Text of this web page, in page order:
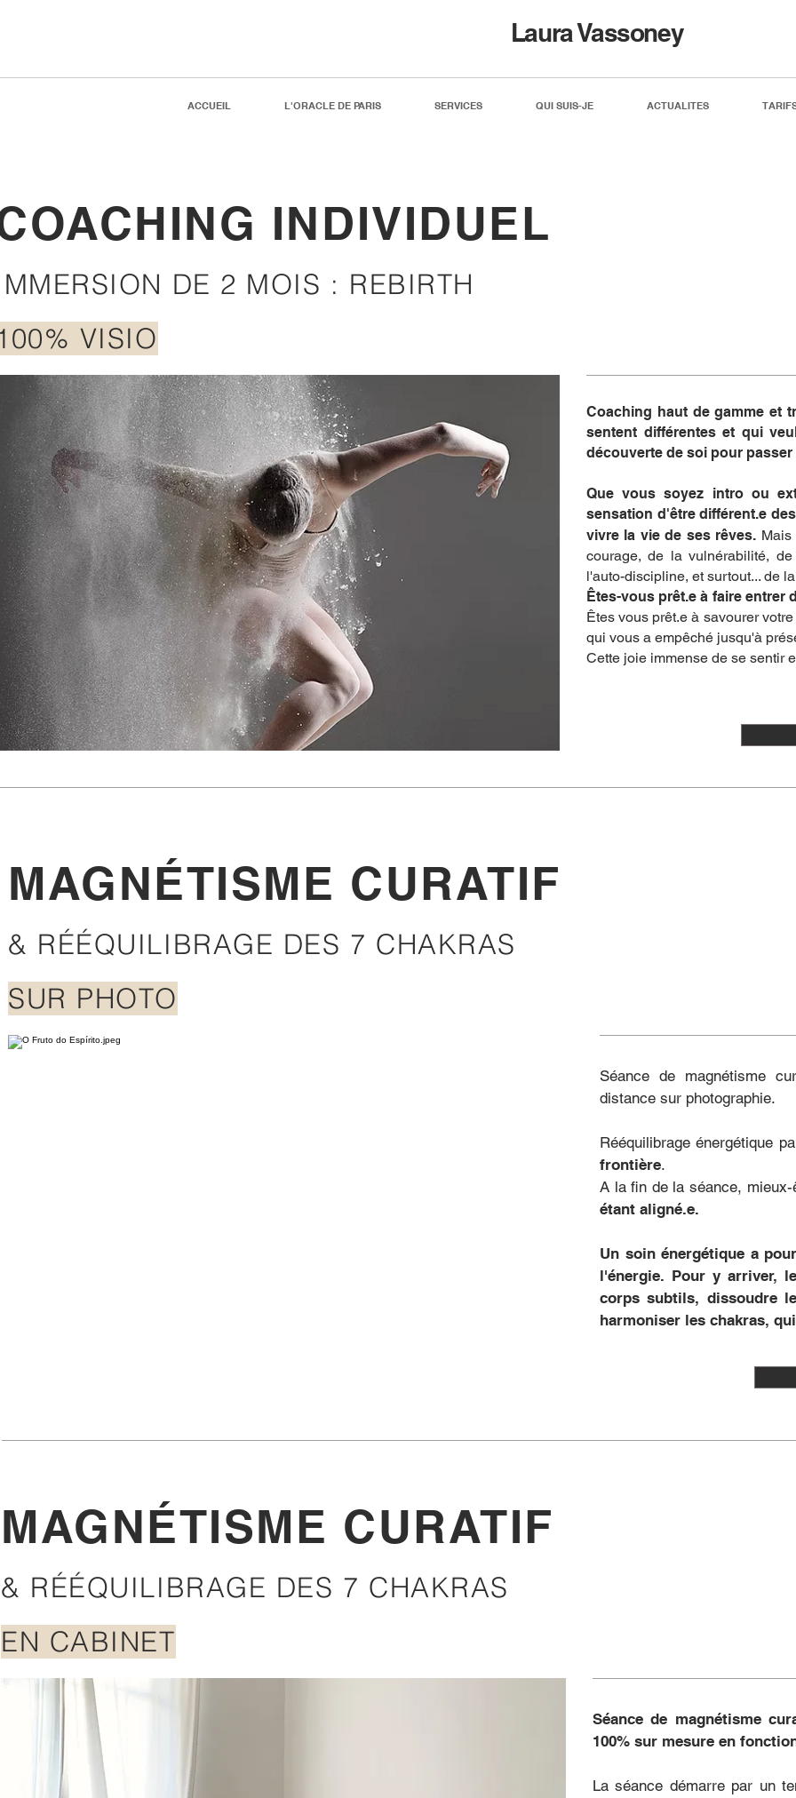
Laura Vassoney
ACCUEIL L'ORACLE DE PARIS SERVICES QUI SUIS-JE ACTUALITES
INDIVIDUEL
DE 2 MOIS : REBIRTH
VISIO
Coaching haut de gamme et
sentent différentes et qui
découverte de soi pour
Que vous soyez intro ou
sensation d'être différent.e
vivre la vie de ses rêves.
courage, de la vulnérabilité,
l'auto-discipline, et surtout... de
​Êtes-vous prêt.e à faire entrer
Êtes vous prêt.e à savourer
qui vous a empêché jusqu'à
Cette joie immense de se sentir
MAGNÉTISME CURATIF
& RÉÉQUILIBRAGE DES 7 CHAKRAS
SUR PHOTO
Séance de magnétisme
distance sur photographie.
Rééquilibrage énergétique
frontière.
A la fin de la séance, mieux-
étant aligné.e.
Un soin énergétique a
l'énergie. Pour y arriver,
corps subtils, dissoudre
harmoniser les chakras,
MAGNÉTISME CURATIF
& RÉÉQUILIBRAGE DES 7 CHAKRAS
EN CABINET
Séance de magnétisme
100% sur mesure en
La séance démarre par un